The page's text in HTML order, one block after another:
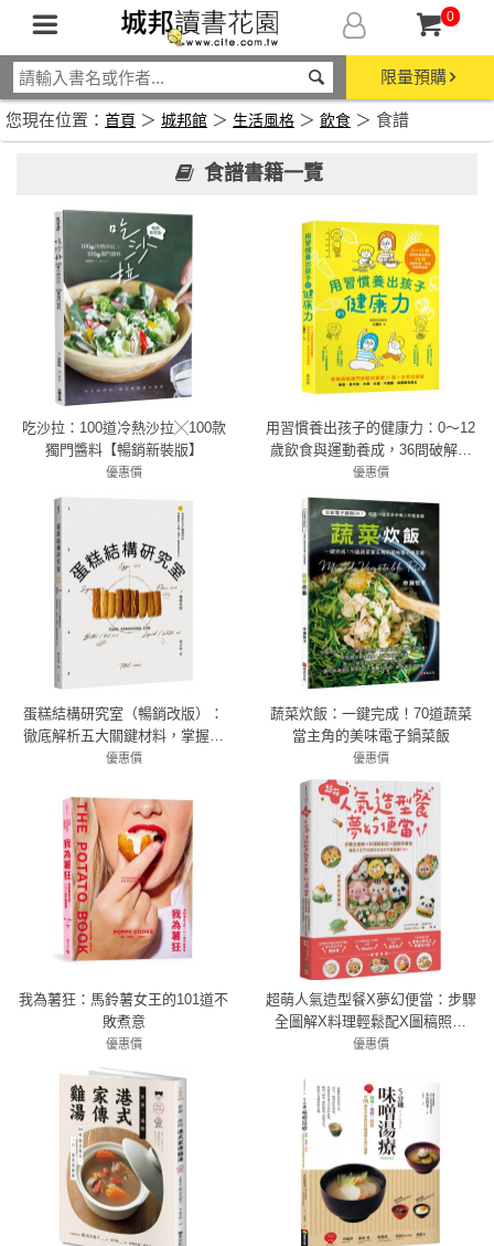
0
限量預購
您現在位置： 首頁 ＞ 城邦館 ＞ 生活風格 ＞ 飲食 ＞ 食譜
食譜書籍一覽
吃沙拉：100道冷熱沙拉╳100款
獨門醬料【暢銷新裝版】
優惠價
用習慣養出孩子的健康力：0～12
歲飲食與運動養成，36問破解挑
食、長高與胖瘦困擾
優惠價
79折 379元
蛋糕結構研究室（暢銷改版）：
徹底解析五大關鍵材料，掌握柔
軟×紮實×濕潤×蓬鬆終極配方比
優惠價
蔬菜炊飯：一鍵完成！70道蔬菜
當主角的美味電子鍋菜飯
優惠價
79折 332元
我為薯狂：馬鈴薯女王的101道不
敗煮意
優惠價
79折 593元
超萌人氣造型餐X夢幻便當：步驟
全圖解X料理輕鬆配X圖稿照著
做，讓孩子忍不住就吃光光的可
優惠價